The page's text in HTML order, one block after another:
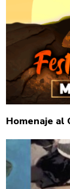
Homenaje al